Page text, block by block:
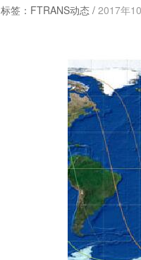
标签：FTRANS动态 / 2017年